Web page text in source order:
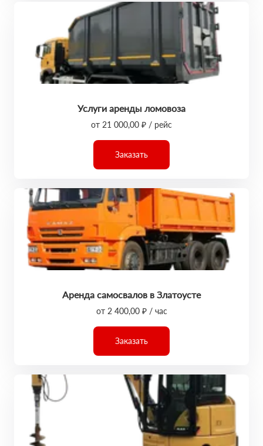
Услуги аренды ломовоза
от 21 000,00 ₽ / рейс
Заказать
Аренда самосвалов в Златоусте
от 2 400,00 ₽ / час
Заказать